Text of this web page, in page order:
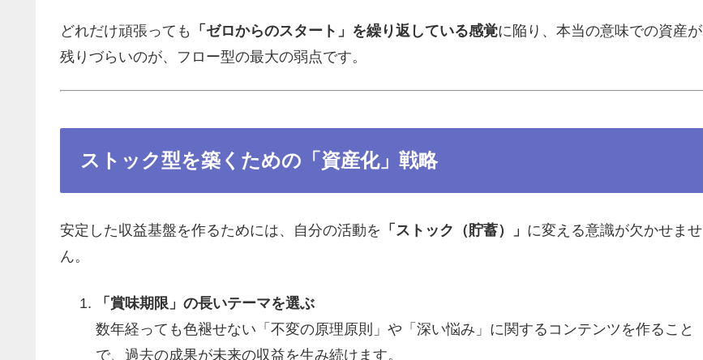
どれだけ頑張っても 「ゼロからのスタート」を繰り返している感覚に陥り、本当の意味での資産が
残りづらいのが、フロー型の最大の弱点です。
ストック型を築くための「資産化」戦略
安定した収益基盤を作るためには、自分の活動を 「ストック（貯蓄）」 に変える意識が欠かせませ
ん。
「賞味期限」の長いテーマを選ぶ
数年経っても色褪せない「不変の原理原則」や「深い悩み」に関するコンテンツを作ること
で、過去の成果が未来の収益を生み続けます。